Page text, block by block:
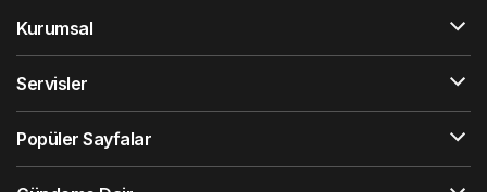
Kurumsal
Servisler
Popüler Sayfalar